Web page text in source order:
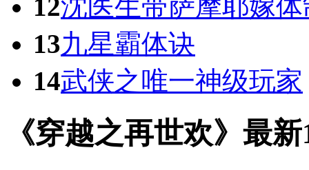
12沈医生带萨摩耶嫁
13九星霸体诀
14武侠之唯一神级玩家
《穿越之再世欢》最